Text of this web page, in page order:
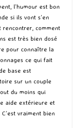
l’humour est bon
si ils vont s’en
rencontrer, comment
est très bien dosé
pour connaître la
ce qui fait
base est
sur un couple
du moins qui
aide extérieure et
vraiment bien